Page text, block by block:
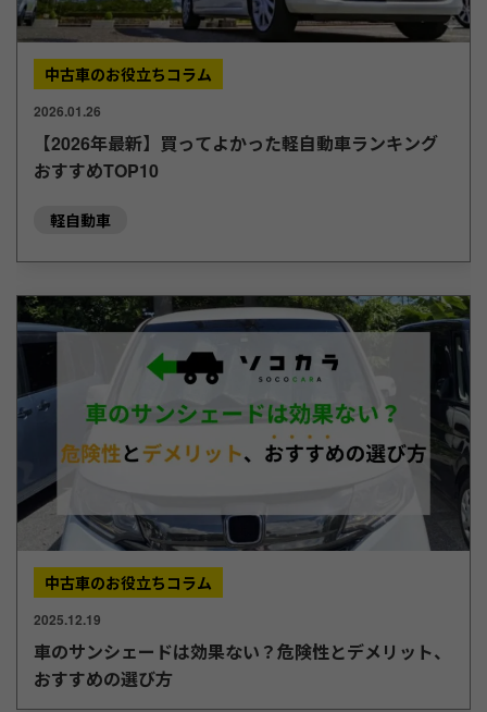
中古車のお役立ちコラム
2026.01.26
【2026年最新】買ってよかった軽自動車ランキング
おすすめTOP10
軽自動車
中古車のお役立ちコラム
2025.12.19
車のサンシェードは効果ない？危険性とデメリット、
おすすめの選び方